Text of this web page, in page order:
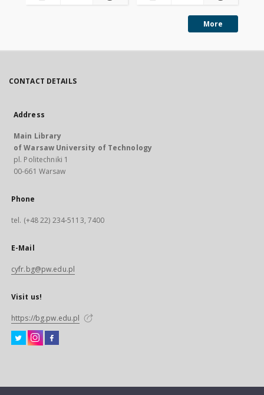
More
CONTACT DETAILS
Address
Main Library
of Warsaw University of Technology
pl. Politechniki 1
00-661 Warsaw
Phone
tel. (+48 22) 234-5113, 7400
E-Mail
cyfr.bg@pw.edu.pl
Visit us!
https://bg.pw.edu.pl